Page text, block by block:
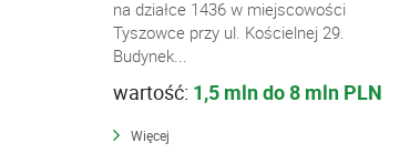
na działce 1436 w miejscowości
Tyszowce przy ul. Kościelnej 29.
Budynek...
wartość: 1,5 mln do 8 mln PLN
Więcej